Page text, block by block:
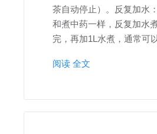
茶自动停止）。反复加水
和煮中药一样，反复加水
完，再加1L水煮，通常可
阅读 全文